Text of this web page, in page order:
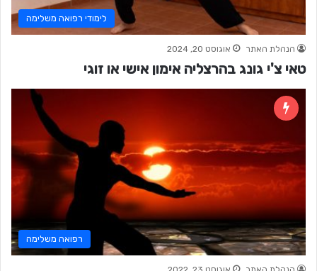
לימודי רפואה משלימה
הנהלת האתר אוגוסט 20, 2024
טאי צ'י גונג בהרצליה אימון אישי או זוגי
רפואה משלימה